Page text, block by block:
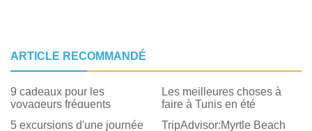
ARTICLE RECOMMANDÉ
9 cadeaux pour les
voyageurs fréquents
Les meilleures choses à
faire à Tunis en été
5 excursions d'une journée
TripAdvisor:Myrtle Beach